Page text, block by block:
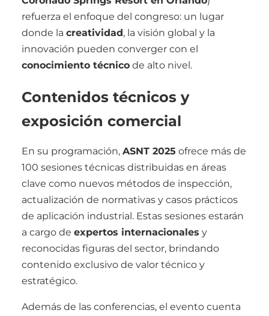
refuerza el enfoque del congreso: un lugar
donde la creatividad, la visión global y la
innovación pueden converger con el
conocimiento técnico de alto nivel.
Contenidos técnicos y
exposición comercial
En su programación, ASNT 2025 ofrece más de
100 sesiones técnicas distribuidas en áreas
clave como nuevos métodos de inspección,
actualización de normativas y casos prácticos
de aplicación industrial. Estas sesiones estarán
a cargo de expertos internacionales y
reconocidas figuras del sector, brindando
contenido exclusivo de valor técnico y
estratégico.
Además de las conferencias, el evento cuenta